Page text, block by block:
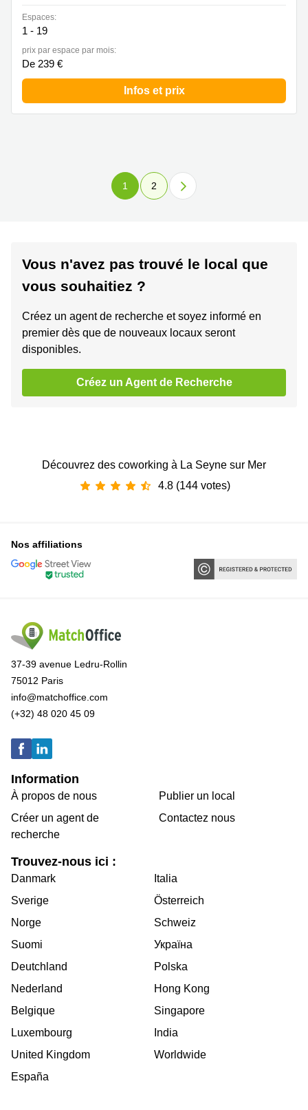
Espaces:
1 - 19
prix par espace par mois:
De 239 €
Infos et prix
1 2
Vous n'avez pas trouvé le local que
vous souhaitiez ?
Créez un agent de recherche et soyez informé en
premier dès que de nouveaux locaux seront
disponibles.
Créez un Agent de Recherche
Découvrez des coworking à La Seyne sur Mer
4.8 (144 votes)
Nos affiliations
37-39 avenue Ledru-Rollin
75012 Paris
info@matchoffice.com
(+32) 48 020 45 09
Information
À propos de nous
Créer un agent de
recherche
Publier un local
Contactez nous
Trouvez-nous ici :
Danmark
Sverige
Norge
Suomi
Deutchland
Nederland
Belgique
Luxembourg
United Kingdom
España
Italia
Österreich
Schweiz
Україна
Polska
Hong Kong
Singapore
India
Worldwide